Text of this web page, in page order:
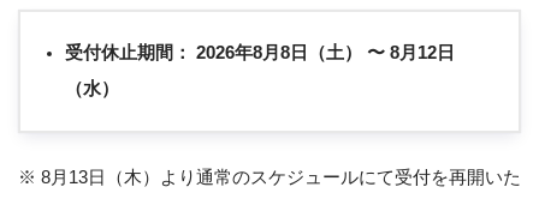
受付休止期間：
2026年8月8日（土） 〜 8月12日
（水）
※ 8月13日（木）より通常のスケジュールにて受付を再開いた